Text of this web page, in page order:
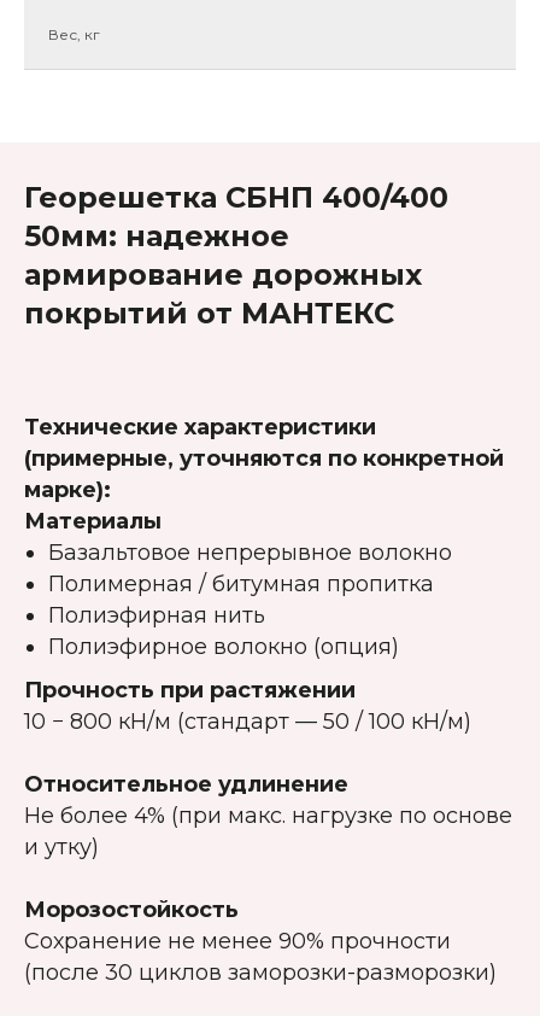
Вес, кг
Георешетка СБНП 400/400
50мм: надежное
армирование дорожных
покрытий от МАНТЕКС
Технические характеристики
(примерные, уточняются по конкретной
марке):
Материалы
Базальтовое непрерывное волокно
Полимерная / битумная пропитка
Полиэфирная нить
Полиэфирное волокно (опция)
Прочность при растяжении
10 − 800 кН/м (стандарт — 50 / 100 кН/м)
Относительное удлинение
Не более 4% (при макс. нагрузке по основе
и утку)
Морозостойкость
Сохранение не менее 90% прочности
(после 30 циклов заморозки-разморозки)